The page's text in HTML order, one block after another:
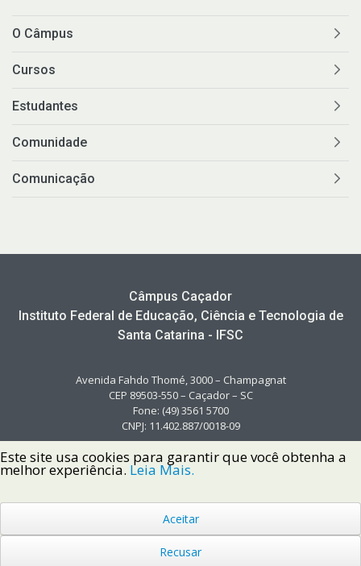
O Câmpus
Cursos
Estudantes
Comunidade
Comunicação
Câmpus Caçador
Instituto Federal de Educação, Ciência e Tecnologia de
Santa Catarina - IFSC
Avenida Fahdo Thomé, 3000 – Champagnat
CEP 89503-550 – Caçador – SC
Fone: (49) 3561 5700
CNPJ: 11.402.887/0018-09
Copyright © 2022 Instituto Federal de Santa Catarina IFSC
Todos os Direitos Reservados.
Este site usa cookies para garantir que você obtenha a
melhor experiência. Leia Mais.
Aceitar
Recusar